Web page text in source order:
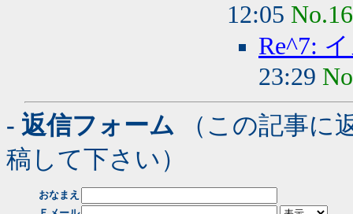
12:05
Re^7:
23:29
- 返信フォーム （この記事に
稿して下さい）
おなまえ